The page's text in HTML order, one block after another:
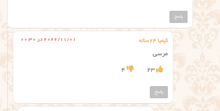
پاسخ
کیمیا ۲۴ساله 2022/11/01 در 00:30
مرسی
23
4
پاسخ